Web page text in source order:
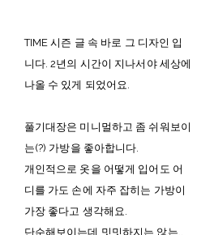
TIME 시즌 글 속 바로 그 디자인 입
니다. 2년의 시간이 지나서야 세상에
나올 수 있게 되었어요.
풀기대장은 미니멀하고 좀 쉬워보이
는(?) 가방을 좋아합니다.
개인적으로 옷을 어떻게 입어도 어
디를 가도 손에 자주 잡히는 가방이
가장 좋다고 생각해요.
단순해보이는데 밋밋하지는 않는..